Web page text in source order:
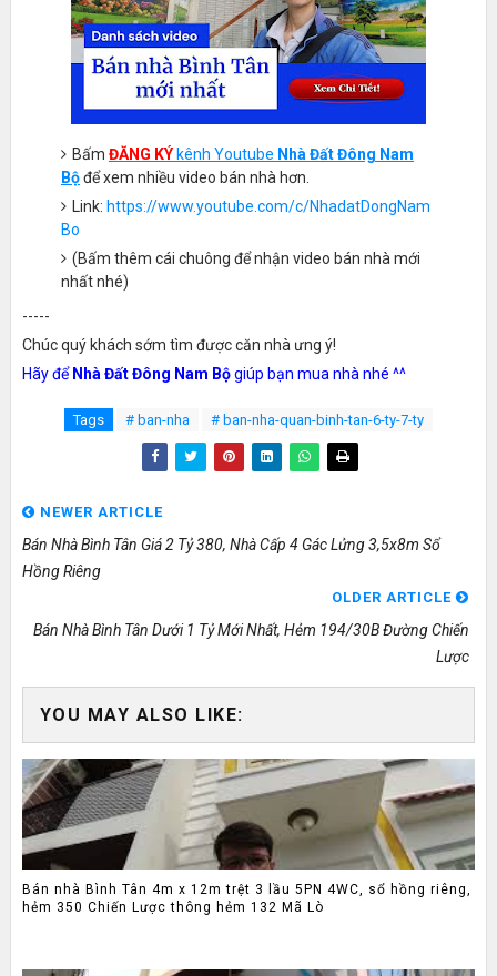
Bấm ĐĂNG KÝ kênh Youtube Nhà Đất Đông Nam
Bộđể xem nhiều video bán nhà hơn.
Link: https://www.youtube.com/c/NhadatDongNam
Bo
(Bấm thêm cái chuông để nhận video bán nhà mới
nhất nhé)
-----
Chúc quý khách sớm tìm được căn nhà ưng ý!
Hãy để Nhà Đất Đông Nam Bộgiúp bạn mua nhà nhé ^^
Tags # ban-nha # ban-nha-quan-binh-tan-6-ty-7-ty
NEWER ARTICLE
Bán Nhà Bình Tân Giá 2 Tỷ 380, Nhà Cấp 4 Gác Lửng 3,5x8m Sổ
Hồng Riêng
OLDER ARTICLE
Bán Nhà Bình Tân Dưới 1 Tỷ Mới Nhất, Hẻm 194/30B Đường Chiến
Lược
YOU MAY ALSO LIKE:
Bán nhà Bình Tân 4m x 12m trệt 3 lầu 5PN 4WC, sổ hồng riêng,
hẻm 350 Chiến Lược thông hẻm 132 Mã Lò